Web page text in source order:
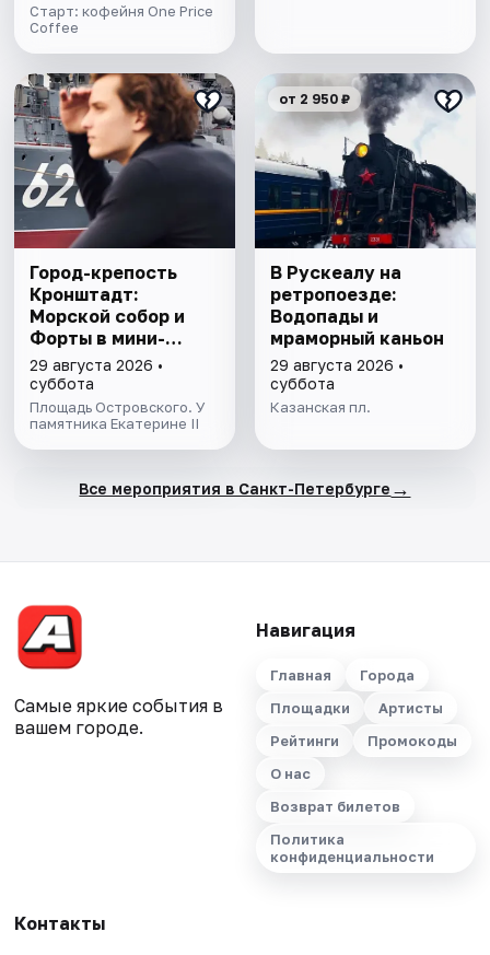
Старт: кофейня One Price
Coffee
Город-крепость
Кронштадт:
Морской собор и
Форты в мини-
группе
29 августа 2026 •
суббота
Площадь Островского. У
памятника Екатерине II
от 2 950 ₽
В Рускеалу на
ретропоезде:
Водопады и
мраморный каньон
29 августа 2026 •
суббота
Казанская пл.
Все мероприятия в Санкт-Петербурге →
Самые яркие события в
вашем городе.
Навигация
Главная
Города
Площадки
Артисты
Рейтинги
Промокоды
О нас
Возврат билетов
Политика
конфиденциальности
Контакты